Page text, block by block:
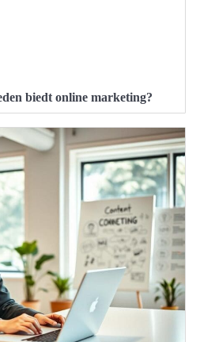
biedt online marketing?